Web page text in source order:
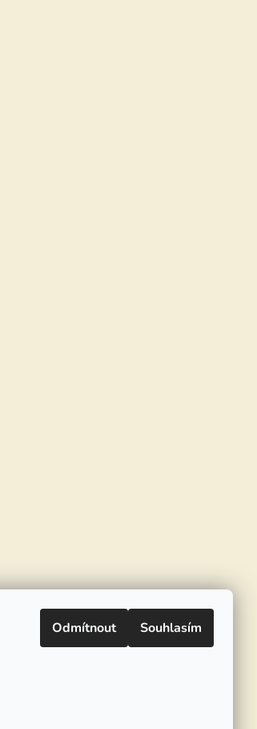
Odmítnout Souhlasím